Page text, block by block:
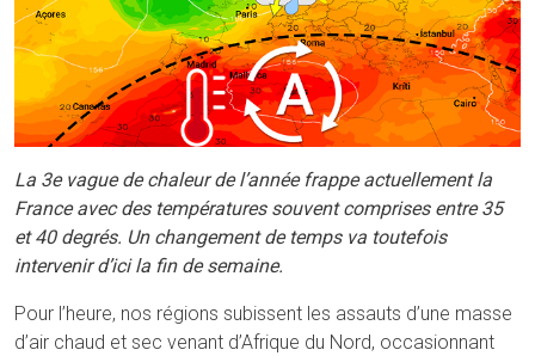
La 3evague de chaleur de l’année frappe actuellement la
France avec des températures souvent comprises entre 35
et 40 degrés. Un changement de temps va toutefois
intervenir d’ici la fin de semaine.
Pour l’heure, nos régions subissent les assauts d’une masse
d’air chaud et sec venant d’Afrique du Nord, occasionnant